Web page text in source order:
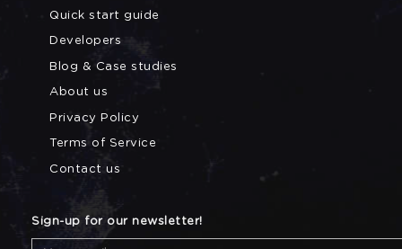
Quick start guide
Developers
Blog & Case studies
About us
Privacy Policy
Terms of Service
Contact us
Sign-up for our newsletter!